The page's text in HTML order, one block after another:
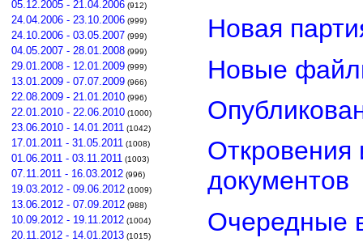
05.12.2005 - 21.04.2006 (912)
24.04.2006 - 23.10.2006 (999)
24.10.2006 - 03.05.2007 (999)
04.05.2007 - 28.01.2008 (999)
29.01.2008 - 12.01.2009 (999)
13.01.2009 - 07.07.2009 (966)
22.08.2009 - 21.01.2010 (996)
22.01.2010 - 22.06.2010 (1000)
23.06.2010 - 14.01.2011 (1042)
17.01.2011 - 31.05.2011 (1008)
01.06.2011 - 03.11.2011 (1003)
07.11.2011 - 16.03.2012 (996)
19.03.2012 - 09.06.2012 (1009)
13.06.2012 - 07.09.2012 (988)
10.09.2012 - 19.11.2012 (1004)
20.11.2012 - 14.01.2013 (1015)
Новая
Новые
Откровения
документов
Очередные